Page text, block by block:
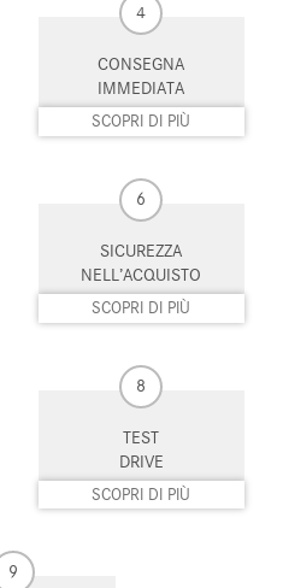
Limitatore di velocità
Pneumatici estivi
Sedile passeggero ribaltabile
Sensore di luce
Servosterzo
4
CONSEGNA
IMMEDIATA
SCOPRI DI PIÙ
6
SICUREZZA
NELL’ACQUISTO
SCOPRI DI PIÙ
8
TEST
DRIVE
SCOPRI DI PIÙ
9